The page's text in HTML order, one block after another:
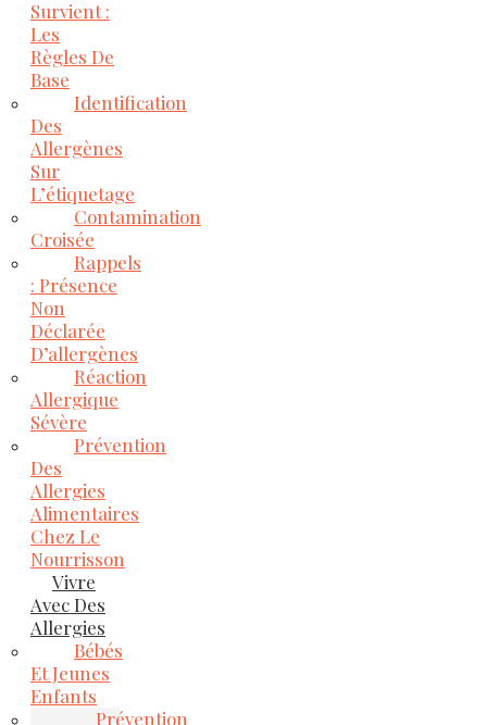
Survient :
Les
Règles De
Base
Identification
Des
Allergènes
Sur
L’étiquetage
Contamination
Croisée
Rappels
: Présence
Non
Déclarée
D’allergènes
Réaction
Allergique
Sévère
Prévention
Des
Allergies
Alimentaires
Chez Le
Nourrisson
Vivre
Avec Des
Allergies
Bébés
Et Jeunes
Enfants
Prévention